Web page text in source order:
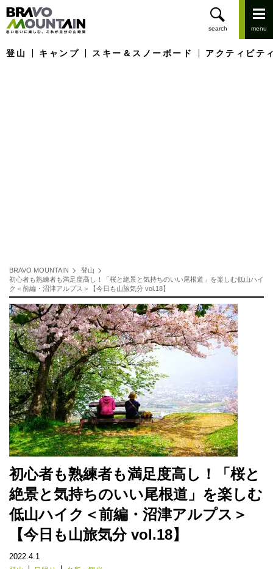
登山 キャンプ スキー＆スノーボード アクティビテ
BRAVO MOUNTAIN
登山
初心者も熟練者も満足度高し！「桜と絶景と気持ちのいい尾根道」を楽しむ低山ハイ
ク＜前編・沼津アルプス＞【今日も山旅気分 vol.18】
初心者も熟練者も満足度高し！「桜と
絶景と気持ちのいい尾根道」を楽しむ
低山ハイク＜前編・沼津アルプス＞
【今日も山旅気分 vol.18】
2022.4.1